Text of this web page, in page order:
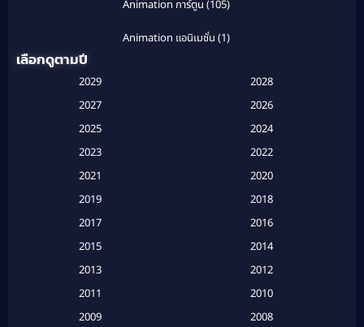
Animation การ์ตูน (105)
Animation แอนิเมชั่น (1)
Based on a True Story สร้างจากเรื่องจริง(2)
Based on a True Story เรื่องจริง (20)
Based on a True Story เรื่องจริง (16)
เลือกดูตามปี
2029
2028
2027
2026
2025
2024
2023
2022
2021
2020
2019
2018
2017
2016
2015
2014
2013
2012
2011
2010
2009
2008